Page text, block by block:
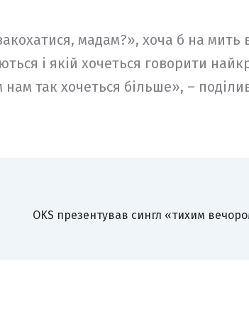
мадам?», хоча б на мить
і якій хочеться говорити
нам так хочеться більше», –